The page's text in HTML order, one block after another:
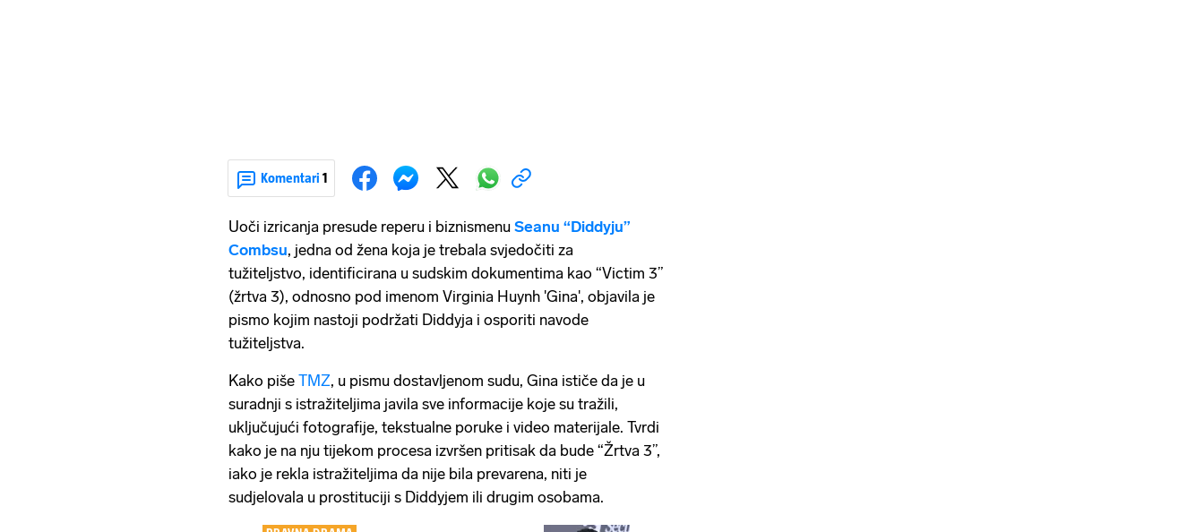
Komentari 1
Uoči izricanja presude reperu i biznismenu Seanu “Diddyju”
Combsu, jedna od žena koja je trebala svjedočiti za
tužiteljstvo, identificirana u sudskim dokumentima kao “Victim 3”
(žrtva 3), odnosno pod imenom Virginia Huynh 'Gina', objavila je
pismo kojim nastoji podržati Diddyja i osporiti navode
tužiteljstva.
Kako piše TMZ, u pismu dostavljenom sudu, Gina ističe da je u
suradnji s istražiteljima javila sve informacije koje su tražili,
uključujući fotografije, tekstualne poruke i video materijale. Tvrdi
kako je na nju tijekom procesa izvršen pritisak da bude “Žrtva 3”,
iako je rekla istražiteljima da nije bila prevarena, niti je
sudjelovala u prostituciji s Diddyjem ili drugim osobama.